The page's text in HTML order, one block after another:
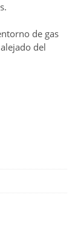
de gas
del